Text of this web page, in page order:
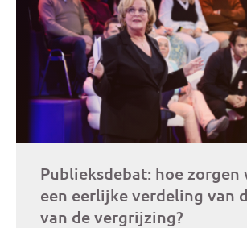
Publieksdebat: hoe zorgen
een eerlijke verdeling van
van de vergrijzing?